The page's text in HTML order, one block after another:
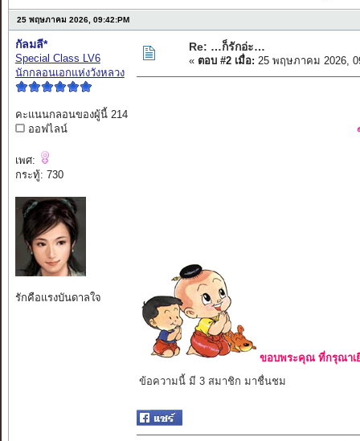
25 พฤษภาคม 2026, 09:42:PM
กัลมลี*
Special Class LV6
นักกลอนเอกแห่งวังหลวง
คะแนนกลอนของผู้นี้ 214
ออฟไลน์
เพศ:
กระทู้: 730
รักคือแรงบันดาลใจ
Re: …ก็รักอ่ะ…
« ตอบ #2 เมื่อ: 25 พฤษภาคม 2026,
ขอบพระคุณ ที่กรุณาเ
ข้อความนี้ มี 3 สมาชิก มาชื่นชม